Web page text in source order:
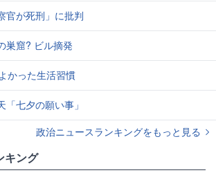
官が死刑」に批判
巣窟? ビル摘発
かった生活習慣
七夕の願い事」
政治ニュースランキングをもっと見る
キング